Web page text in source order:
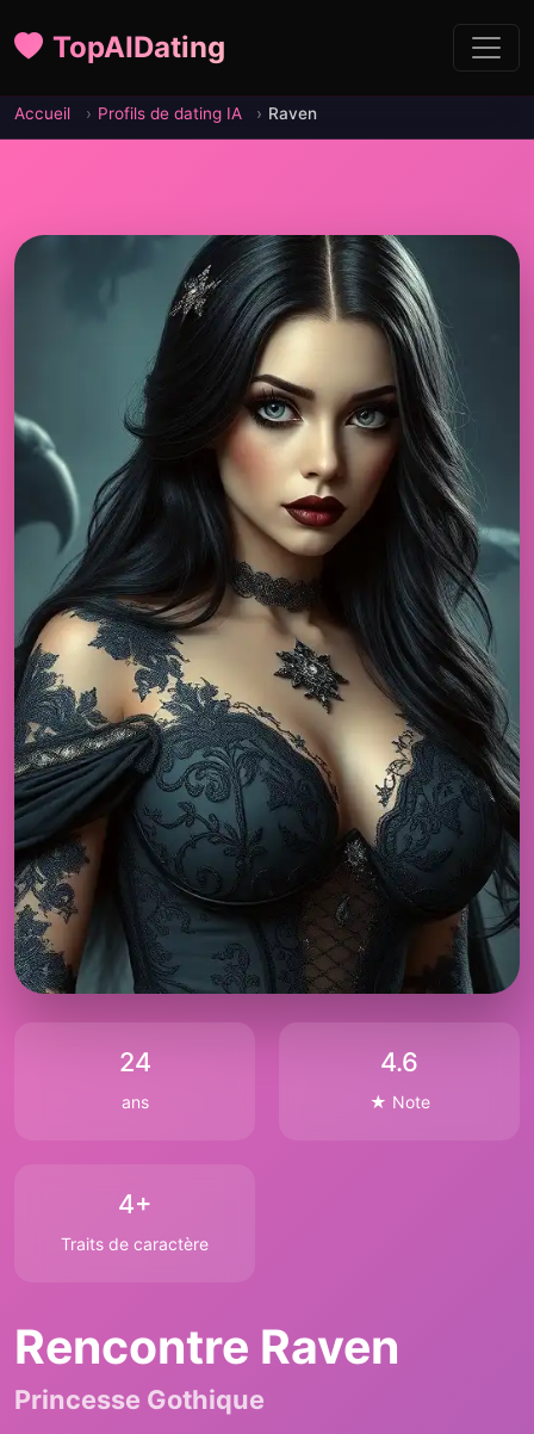
TopAIDating
Accueil Profils de dating IA Raven
24
ans
4.6
★ Note
4+
Traits de caractère
Rencontre Raven
Princesse Gothique